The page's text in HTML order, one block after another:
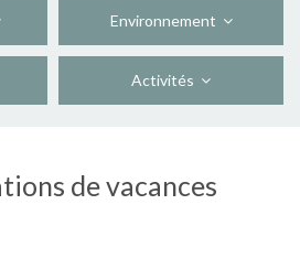
Environnement
Activités
de vacances